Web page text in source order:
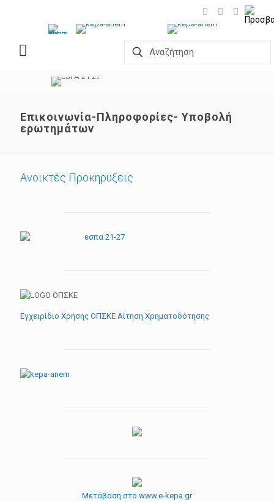
Επικοινωνία-Πληροφορίες- Υποβολή
ερωτημάτων
Ανοικτές Προκηρυξεις
Εγχειρίδιο Χρήσης ΟΠΣΚΕ Αίτηση Χρηματοδότησης
Μετάβαση στο www.e-kepa.gr